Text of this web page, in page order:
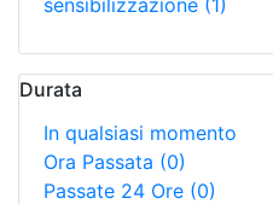
sensibilizzazione (1)
Durata
In qualsiasi momento
Ora Passata (0)
Passate 24 Ore (0)